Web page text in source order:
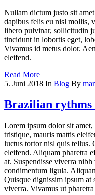
Nullam dictum justo sit
dapibus felis eu nisl mollis,
libero pulvinar, sollicitudin
tincidunt in lobortis eget,
Vivamus id metus dolor.
eleifend.
Read More
5. Juni 2018 In Blog By
Brazilian
Lorem ipsum dolor sit
tristique, mauris mattis
luctus tortor nisl quis tellus.
eleifend. Aliquam pharetra
at. Suspendisse viverra
condimentum ligula.
Quisque dignissim ipsum at
viverra. Vivamus ut